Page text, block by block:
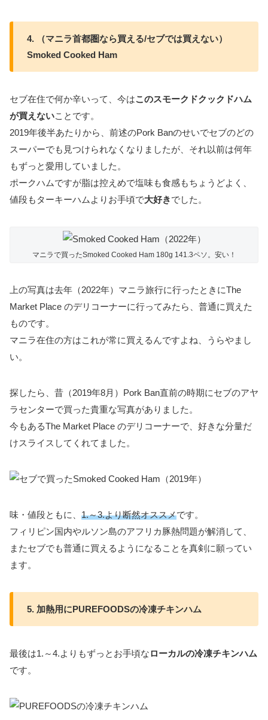
4. （マニラ首都圏なら買える/セブでは買えない）
Smoked Cooked Ham
セブ在住で何か辛いって、今はこのスモークドクックドハム
が買えないことです。
2019年後半あたりから、前述のPork Banのせいでセブのどの
スーパーでも見つけられなくなりましたが、それ以前は何年
もずっと愛用していました。
ポークハムですが脂は控えめで塩味も食感もちょうどよく、
値段もターキーハムよりお手頃で大好きでした。
マニラで買ったSmoked Cooked Ham 180g 141.3ペソ。安い！
上の写真は去年（2022年）マニラ旅行に行ったときにThe
Market Place のデリコーナーに行ってみたら、普通に買えた
ものです。
マニラ在住の方はこれが常に買えるんですよね、うらやまし
い。
探したら、昔（2019年8月）Pork Ban直前の時期にセブのアヤ
ラセンターで買った貴重な写真がありました。
今もあるThe Market Place のデリコーナーで、好きな分量だ
けスライスしてくれてました。
味・値段ともに、 1.～3.より断然オススメです。
フィリピン国内やルソン島のアフリカ豚熱問題が解消して、
またセブでも普通に買えるようになることを真剣に願ってい
ます。
5. 加熱用にPUREFOODSの冷凍チキンハム
最後は1.～4.よりもずっとお手頃なローカルの冷凍チキンハム
です。